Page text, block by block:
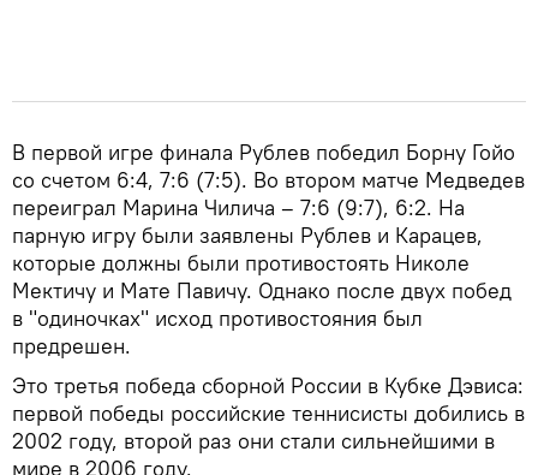
В первой игре финала Рублев победил Борну Гойо
со счетом 6:4, 7:6 (7:5). Во втором матче Медведев
переиграл Марина Чилича – 7:6 (9:7), 6:2. На
парную игру были заявлены Рублев и Карацев,
которые должны были противостоять Николе
Мектичу и Мате Павичу. Однако после двух побед
в "одиночках" исход противостояния был
предрешен.
Это третья победа сборной России в Кубке Дэвиса:
первой победы российские теннисисты добились в
2002 году, второй раз они стали сильнейшими в
мире в 2006 году.